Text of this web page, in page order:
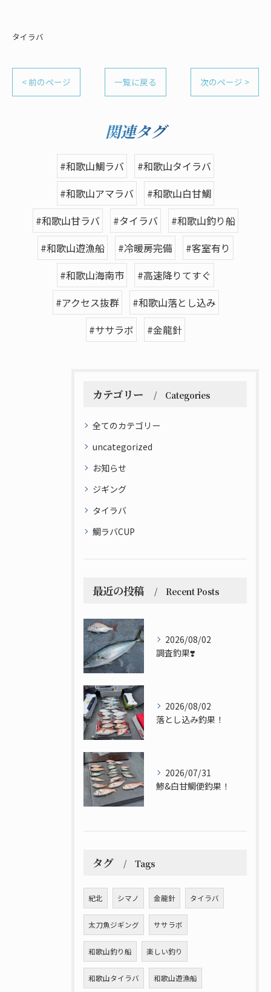
タイラバ
< 前のページ 一覧に戻る 次のページ >
関連タグ
#和歌山鯛ラバ
#和歌山タイラバ
#和歌山アマラバ
#和歌山白甘鯛
#和歌山甘ラバ
#タイラバ
#和歌山釣り船
#和歌山遊漁船
#冷暖房完備
#客室有り
#和歌山海南市
#高速降りてすぐ
#アクセス抜群
#和歌山落とし込み
#ササラボ
#金龍針
カテゴリー Categories
全てのカテゴリー
uncategorized
お知らせ
ジギング
タイラバ
鯛ラバCUP
最近の投稿 Recent Posts
2026/08/02
調査釣果❣️
2026/08/02
落とし込み釣果！
2026/07/31
鯵&白甘鯛便釣果！
タグ Tags
紀北 シマノ 金龍針 タイラバ
太刀魚ジギング ササラボ
和歌山釣り船 楽しい釣り
和歌山タイラバ 和歌山遊漁船